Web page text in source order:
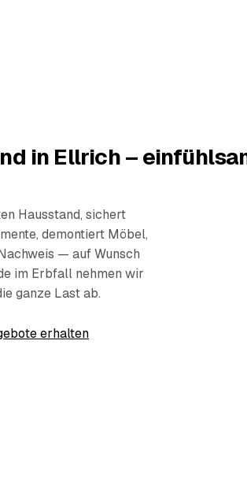
in Ellrich –
Hausstand, sichert
demontiert Möbel,
— auf Wunsch
im Erbfall nehmen wir
ganze Last ab.
erhalten